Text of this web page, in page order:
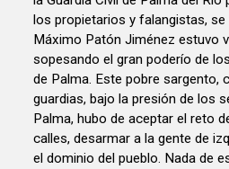
los propietarios y falangistas, se
Máximo Patón Jiménez estuvo
sopesando el gran poderío de
de Palma. Este pobre sargento,
guardias, bajo la presión de los
Palma, hubo de aceptar el reto
calles, desarmar a la gente de
el dominio del pueblo. Nada de